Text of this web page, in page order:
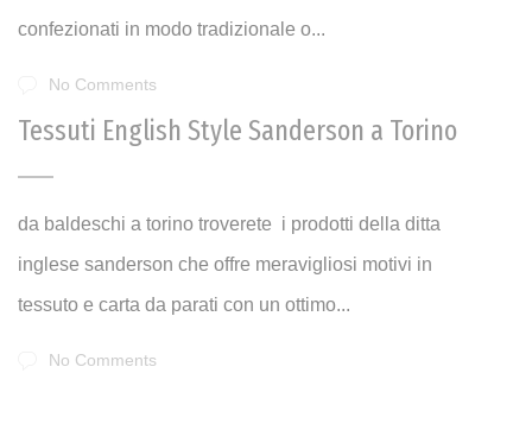
confezionati in modo tradizionale o...
No Comments
Tessuti English Style Sanderson a Torino
da baldeschi a torino troverete i prodotti della ditta
inglese sanderson che offre meravigliosi motivi in
tessuto e carta da parati con un ottimo...
No Comments